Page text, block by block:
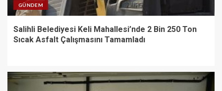
GÜNDEM
Salihli Belediyesi Keli Mahallesi’nde 2 Bin 250 Ton
Sıcak Asfalt Çalışmasını Tamamladı